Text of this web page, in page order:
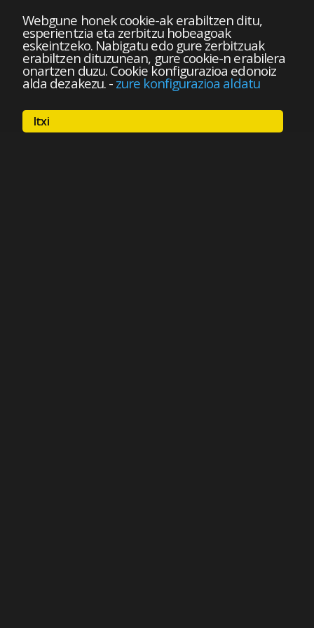
Webgune honek cookie-ak erabiltzen ditu,
esperientzia eta zerbitzu hobeagoak
eskeintzeko. Nabigatu edo gure zerbitzuak
erabiltzen dituzunean, gure cookie-n erabilera
onartzen duzu. Cookie konfigurazioa edonoiz
alda dezakezu.- zure konfigurazioa aldatu
Itxi